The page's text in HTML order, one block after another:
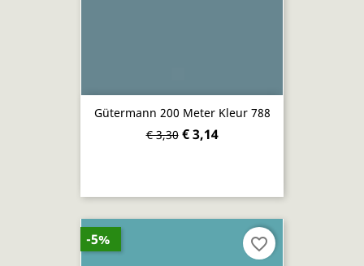
Gütermann 200 Meter Kleur 788
€ 3,30 € 3,14
-5% favorite_border